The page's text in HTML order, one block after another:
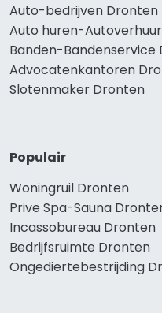
Auto-bedrijven Dronten
Auto huren-
Banden-Bandenservice
Advocatenkantoren
Slotenmaker Dronten
Populair
Woningruil Dronten
Prive Spa-Sauna
Incassobureau Dronten
Bedrijfsruimte Dronten
Ongediertebestrijding